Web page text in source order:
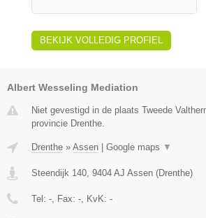
BEKIJK VOLLEDIG PROFIEL
Albert Wesseling Mediation
Niet gevestigd in de plaats Tweede
provincie Drenthe.
Drenthe » Assen Google maps ▼
Steendijk 140 9404 AJ Assen (Drenthe)
Tel: - , Fax: - , KvK: -